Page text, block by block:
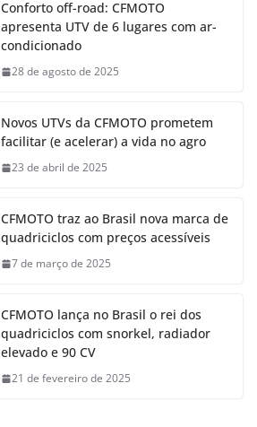
Conforto off-road: CFMOTO
apresenta UTV de 6 lugares com ar-
condicionado
28 de agosto de 2025
Novos UTVs da CFMOTO prometem
facilitar (e acelerar) a vida no agro
23 de abril de 2025
CFMOTO traz ao Brasil nova marca de
quadriciclos com preços acessíveis
7 de março de 2025
CFMOTO lança no Brasil o rei dos
quadriciclos com snorkel, radiador
elevado e 90 CV
21 de fevereiro de 2025